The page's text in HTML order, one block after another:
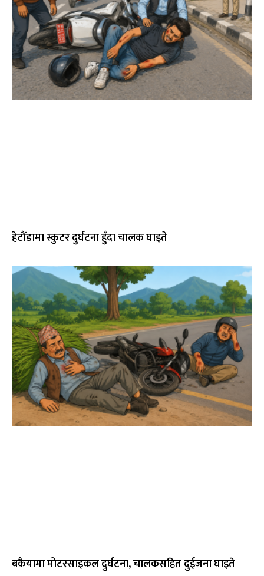
हेटौंडामा स्कुटर दुर्घटना हुँदा चालक घाइते
बकैयामा मोटरसाइकल दुर्घटना, चालकसहित दुईजना घाइते